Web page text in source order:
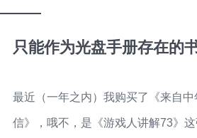
只能作为光盘手册存在的
最近（一年之内）我购买了《来自
信》，哦不，是《游戏人讲解73》这